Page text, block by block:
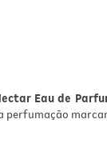
Eau de
perfumação